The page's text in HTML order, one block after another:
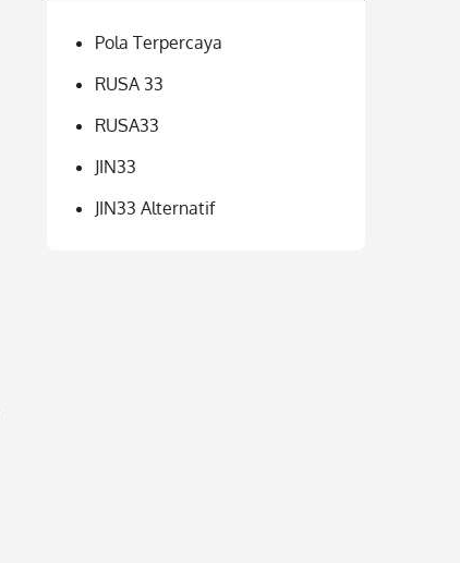
Pola Terpercaya
RUSA 33
RUSA33
JIN33
JIN33 Alternatif